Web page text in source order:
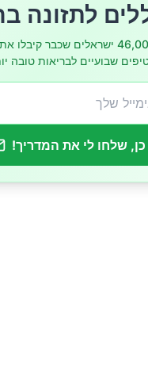
היטב לפני הבליעה
לתזונה
הצטרפו ל-46,000 ישראלים שכבר
שבועיים לבריאות טובה
כן, שלחו לי את המדריך!